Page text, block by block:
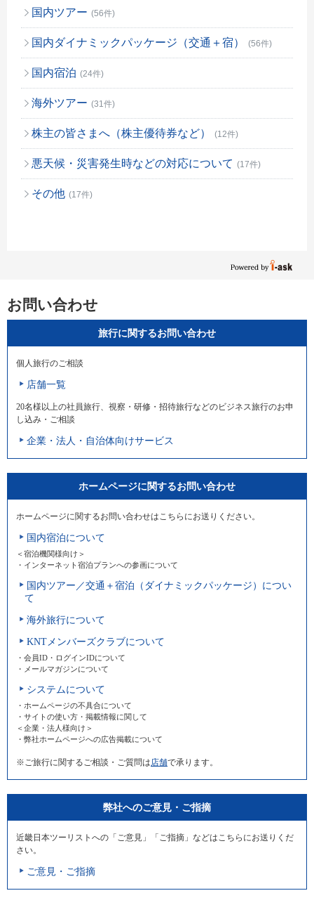
国内ツアー (56件)
国内ダイナミックパッケージ（交通＋宿） (56件)
国内宿泊 (24件)
海外ツアー (31件)
株主の皆さまへ（株主優待券など） (12件)
悪天候・災害発生時などの対応について (17件)
その他 (17件)
お問い合わせ
旅行に関するお問い合わせ
個人旅行のご相談
店舗一覧
20名様以上の社員旅行、視察・研修・招待旅行などのビジネス旅行のお申
し込み・ご相談
企業・法人・自治体向けサービス
ホームページに関するお問い合わせ
ホームページに関するお問い合わせはこちらにお送りください。
国内宿泊について
＜宿泊機関様向け＞
・インターネット宿泊プランへの参画について
国内ツアー／交通＋宿泊（ダイナミックパッケージ）につい
て
海外旅行について
KNTメンバーズクラブについて
・会員ID・ログインIDについて
・メールマガジンについて
システムについて
・ホームページの不具合について
・サイトの使い方・掲載情報に関して
＜企業・法人様向け＞
・弊社ホームページへの広告掲載について
※ご旅行に関するご相談・ご質問は 店舗で承ります。
弊社へのご意見・ご指摘
近畿日本ツーリストへの「ご意見」「ご指摘」などはこちらにお送りくだ
さい。
ご意見・ご指摘